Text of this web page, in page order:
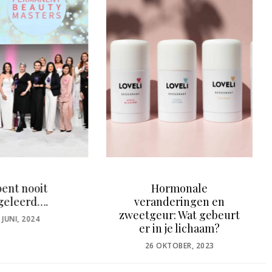
Hormonale
en
Wat gebeurt
Nederlandse man vindt
beauty treatment
‘onmannelijk’
POSTED
ON
29 MAART, 2022